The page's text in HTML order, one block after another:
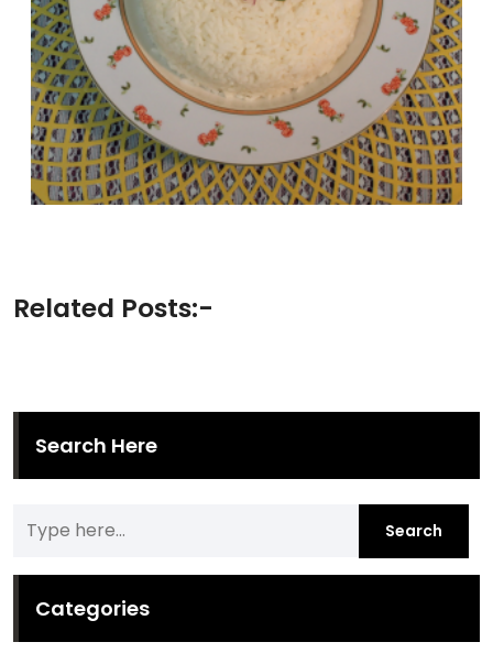
Related Posts:-
Search Here
Categories